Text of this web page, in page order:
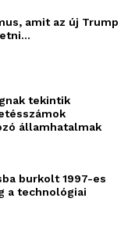
amit az új Trump
tekintik
államhatalmak
burkolt 1997-es
a technológiai